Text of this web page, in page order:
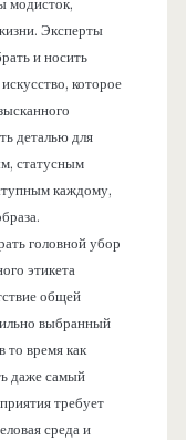
модисток,
Эксперты
и носить
которое
деталью для
статусным
каждому,
головной убор
этикета
общей
выбранный
то время как
даже самый
требует
среда и